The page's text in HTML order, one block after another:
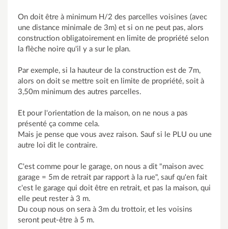
On doit être à minimum H/2 des parcelles voisines (avec
une distance minimale de 3m) et si on ne peut pas, alors
construction obligatoirement en limite de propriété selon
la flèche noire qu'il y a sur le plan.
Par exemple, si la hauteur de la construction est de 7m,
alors on doit se mettre soit en limite de propriété, soit à
3,50m minimum des autres parcelles.
Et pour l'orientation de la maison, on ne nous a pas
présenté ça comme cela.
Mais je pense que vous avez raison. Sauf si le PLU ou une
autre loi dit le contraire.
C'est comme pour le garage, on nous a dit "maison avec
garage = 5m de retrait par rapport à la rue", sauf qu'en fait
c'est le garage qui doit être en retrait, et pas la maison, qui
elle peut rester à 3 m.
Du coup nous on sera à 3m du trottoir, et les voisins
seront peut-être à 5 m.